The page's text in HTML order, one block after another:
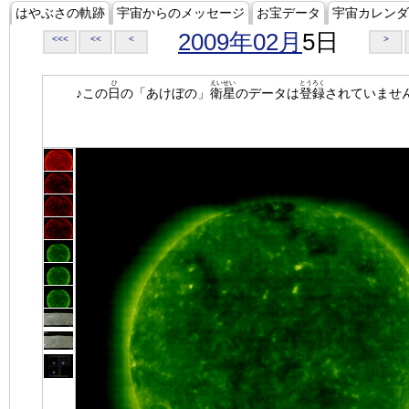
はやぶさの軌跡 宇宙からのメッセージ お宝データ 宇宙カレン
<<< << < 2009年02月 5日 >
♪この日
ひ
の「あけぼの」 衛星
えいせい
のデータは登録
とうろく
されていませ